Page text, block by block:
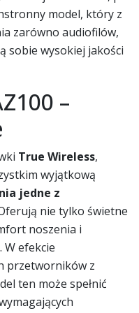
model, który z
zarówno audiofilów,
sobie wysokiej jakości
–
True Wireless,
wyjątkową
jedne z
nie tylko świetne
noszenia i
W efekcie
przetworników z
ten może spełnić